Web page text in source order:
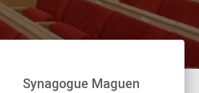
Synagogue Maguen